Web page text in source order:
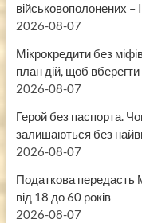
військовополонених –
2026-08-07
Мікрокредити без
план дій, щоб вберегти
2026-08-07
Герой без паспорта.
залишаються без
2026-08-07
Податкова передасть
від 18 до 60 років
2026-08-07